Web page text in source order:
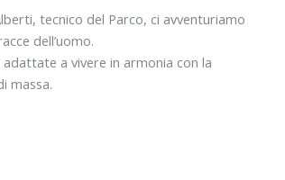
tecnico del Parco, ci avventuriamo
dell’uomo.
a vivere in armonia con la
massa.